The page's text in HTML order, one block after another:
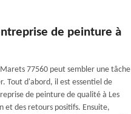
de peinture à
77560 peut sembler une tâche
Tout d'abord, il est essentiel de
de peinture de qualité à Les
et des retours positifs. Ensuite,